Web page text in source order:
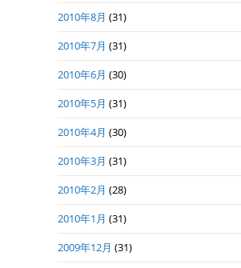
2010年8月 (31)
2010年7月 (31)
2010年6月 (30)
2010年5月 (31)
2010年4月 (30)
2010年3月 (31)
2010年2月 (28)
2010年1月 (31)
2009年12月 (31)